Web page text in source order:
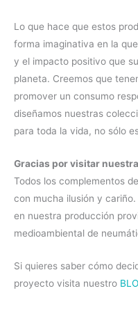
Lo que hace que estos
forma imaginativa en la
y el impacto positivo que
planeta. Creemos que
promover un consumo
diseñamos nuestras
para toda la vida, no sólo
Gracias por visitar
Todos los complementos
con mucha ilusión y
en nuestra producción
medioambiental de
Si quieres saber cómo
proyecto visita nuestro